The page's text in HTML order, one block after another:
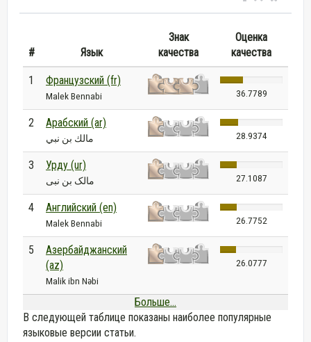
# Язык
Знак
качества
Оценка
качества
1 Французский (fr)
Malek Bennabi 36.7789
2 Арабский (ar)
مالك بن نبي 28.9374
3 Урду (ur)
مالک بن نبی 27.1087
4 Английский (en)
Malek Bennabi 26.7752
5
Азербайджанский
(az)
Malik ibn Nəbi
26.0777
Больше...
В следующей таблице показаны наиболее популярные
языковые версии статьи.